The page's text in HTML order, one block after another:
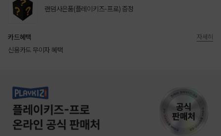
랜덤사은품(플레이키즈-프로) 증정
카드혜택
신용카드 무이자 혜택
자세히